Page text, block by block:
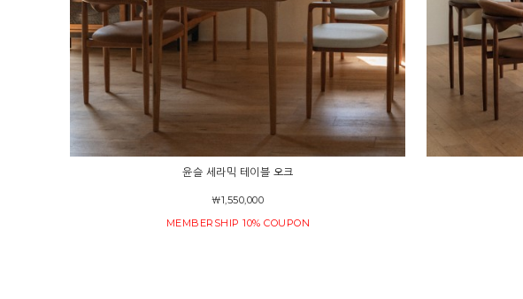
윤슬 세라믹 테이블 오크
￦1,550,000
MEMBERSHIP 10% COUPON